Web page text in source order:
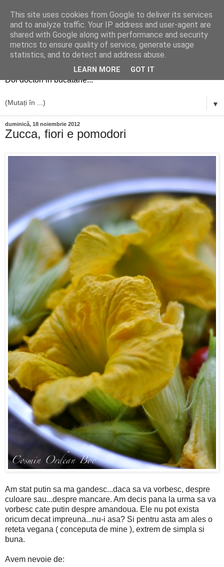
simplu si bun
Doi doctori in bucatarie...
▼
duminică, 18 noiembrie 2012
Zucca, fiori e pomodori
Am stat putin sa ma gandesc...daca sa va vorbesc, despre
culoare sau...despre mancare. Am decis pana la urma sa va
vorbesc cate putin despre amandoua. Ele nu pot exista
oricum decat impreuna...nu-i asa? Si pentru asta am ales o
reteta vegana ( conceputa de mine ), extrem de simpla si
buna.
Avem nevoie de:
This site uses cookies from Google to deliver its services
and to analyze traffic. Your IP address and user-agent are
shared with Google along with performance and security
metrics to ensure quality of service, generate usage
statistics, and to detect and address abuse.
LEARN MORE GOT IT